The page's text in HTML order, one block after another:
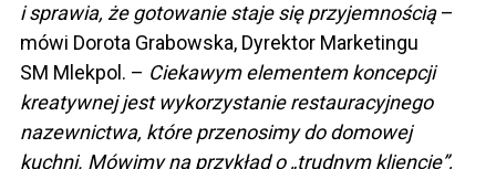
i sprawia, że gotowanie staje się przyjemnością–
mówi Dorota Grabowska, Dyrektor Marketingu
SM Mlekpol. – Ciekawym elementem koncepcji
kreatywnej jest wykorzystanie restauracyjnego
nazewnictwa, które przenosimy do domowej
kuchni. Mówimy na przykład o „trudnym kliencie”,